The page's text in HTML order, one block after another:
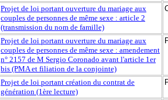
Projet de loi portant ouverture du mariage aux
couples de personnes de même sexe : article 2
(transmission du nom de famille)
Projet de loi portant ouverture du mariage aux
couples de personnes de même sexe : amendement
n° 2157 de M Sergio Coronado avant l'article 1er
bis (PMA et filiation de la conjointe)
Projet de loi portant création du contrat de
génération (1ère lecture)